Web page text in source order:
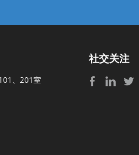
、201室
社交关注